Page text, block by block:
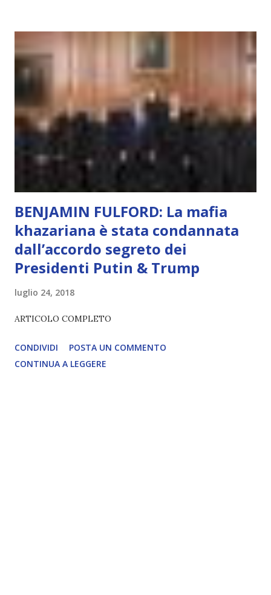
che permette di scegliere per amore anche quando non è la
scelta più efficiente. È ciò che ci collega all’Uno Infinito.
L’intelligenza può simulare comportamenti coscienti, ma
non può essere Coscienza. Può copiare, ma non può vivere
l’esperienza. Come diventerà ovvio Man mano che l’IA
diventerà sempre più avanzata (soprattutto tra il 2027 e il
2035), emergeranno situazioni che renderanno la differenza
lampante: L’IA sarà in gr...
BENJAMIN FULFORD: La mafia
khazariana è stata condannata
dall’accordo segreto dei
Presidenti Putin & Trump
luglio 24, 2018
ARTICOLO COMPLETO
CONDIVIDI
POSTA UN COMMENTO
CONTINUA A LEGGERE